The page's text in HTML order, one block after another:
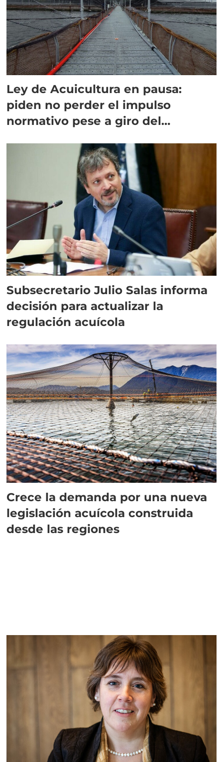
Ley de Acuicultura en pausa:
piden no perder el impulso
normativo pese a giro del
Subsecretario Julio Salas informa
decisión para actualizar la
regulación acuícola
Crece la demanda por una nueva
legislación acuícola construida
desde las regiones